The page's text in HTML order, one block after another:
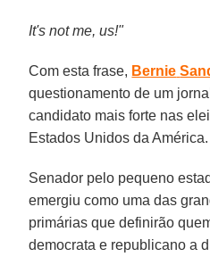
It's not me, us!"
Com esta frase, Bernie
questionamento de um
candidato mais forte nas
Estados Unidos da América.
Senador pelo pequeno
emergiu como uma das
primárias que definirão
democrata e republicano a